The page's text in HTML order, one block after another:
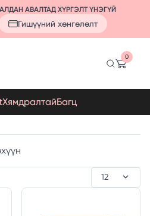
АВАЛТАД ХҮРГЭЛТ ҮНЭГҮЙ
Гишүүний хөнгөлөлт
0
ХямдралтайБагц